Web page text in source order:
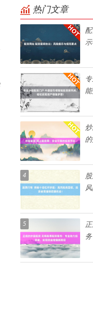
热门文章
4
股票
5